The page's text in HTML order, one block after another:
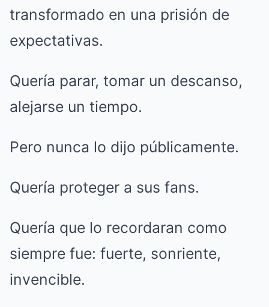
transformado en una prisión de
expectativas.
Quería parar, tomar un descanso,
alejarse un tiempo.
Pero nunca lo dijo públicamente.
Quería proteger a sus fans.
Quería que lo recordaran como
siempre fue: fuerte, sonriente,
invencible.